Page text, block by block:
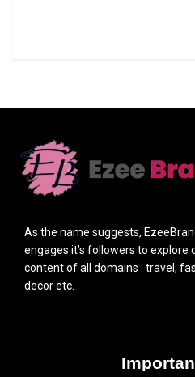
As the name suggests,
engages it’s followers to
content of all domains : travel,
decor etc.